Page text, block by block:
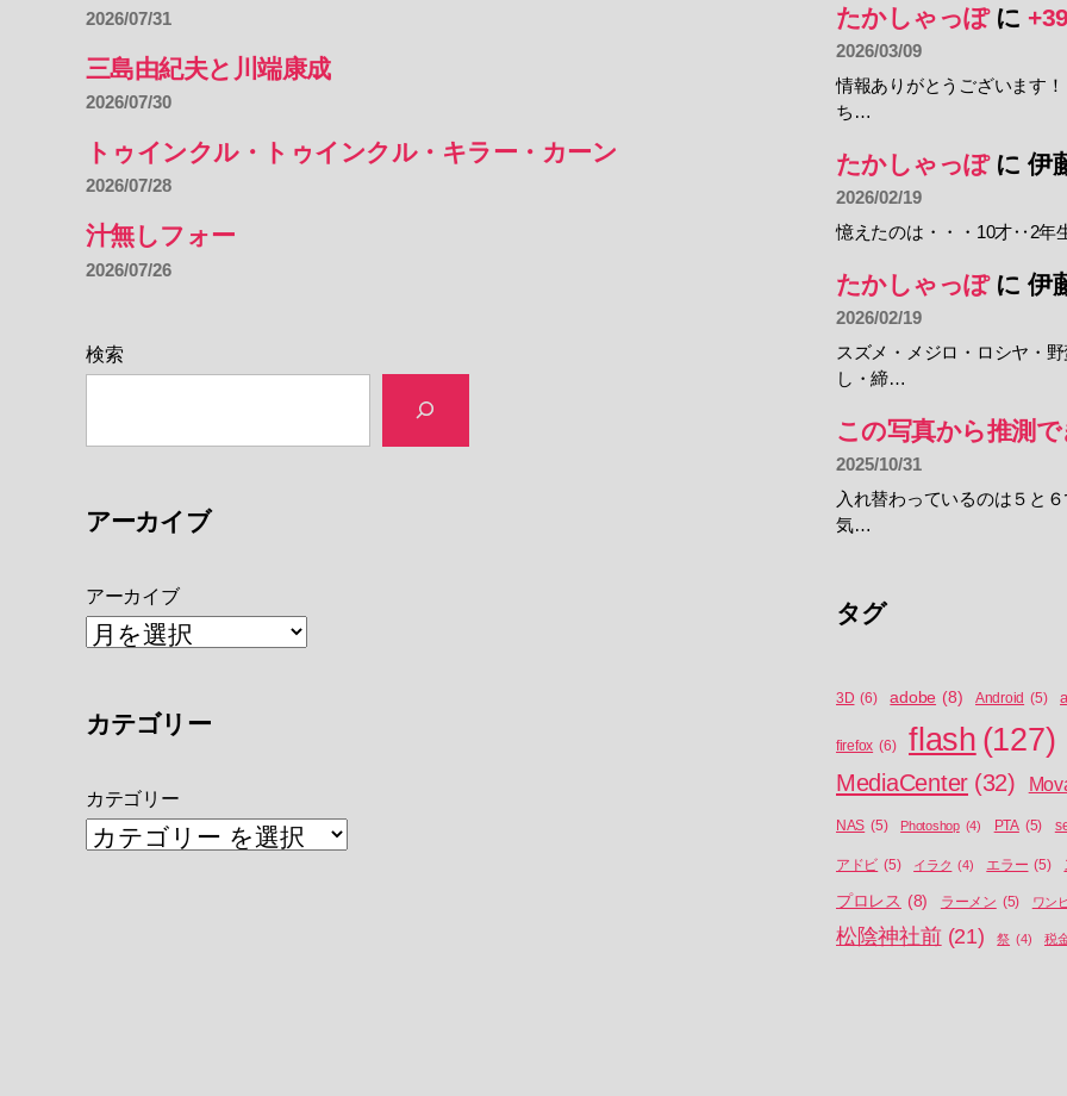
2026/07/31
三島由紀夫と川端康成
2026/07/30
トゥインクル・トゥインクル・キラー・カーン
2026/07/28
汁無しフォー
2026/07/26
検索
アーカイブ
アーカイブ
カテゴリー
カテゴリー
たかしゃっぽに+39
2026/03/09
情報ありがとうございます
ち…
たかしゃっぽに伊
2026/02/19
憶えたのは・・・10才‥2年
たかしゃっぽに伊
2026/02/19
スズメ・メジロ・ロシヤ・
し・締…
この写真から推測
2025/10/31
入れ替わっているのは５と
気…
タグ
3D (6) adobe (8) Android (5)
firefox (6) flash (127)
MediaCenter (32)
NAS (5) Photoshop (4) PTA (5)
アドビ (5) イラク (4) エラー (5)
プロレス (8) ラーメン (5) ワン
松陰神社前 (21) 祭 (4) 税